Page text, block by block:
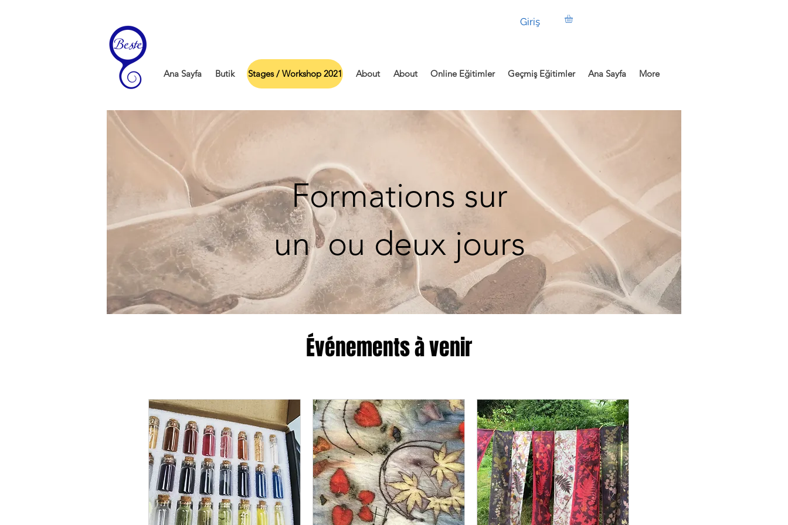
Giriş
Formations sur
un ou deux jours
Événements à venir
Ana Sayfa Butik Stages / Workshop 2021 About About Online Eğitimler Geçmiş Eğitimler Ana Sayfa More